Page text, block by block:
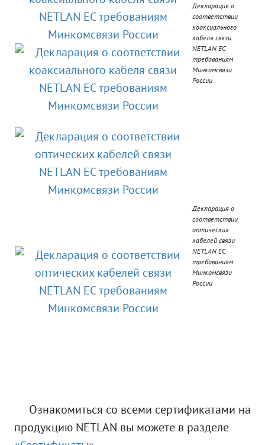
Декларация о
соответствии
коаксиального
кабеля связи
NETLAN EC
требованиям
Минкомсвязи
России
Декларация о
соответствии
оптических
кабелей связи
NETLAN EC
требованиям
Минкомсвязи
России
Ознакомиться со всеми сертификатами на
продукцию NETLAN вы можете в разделе